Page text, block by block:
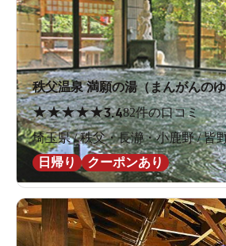
秩父温泉 満願の湯（まんがんの
★★★★★3.482件の口コミ
埼玉県 / 秩父・長瀞・小鹿野 / 皆
日帰り
クーポンあり